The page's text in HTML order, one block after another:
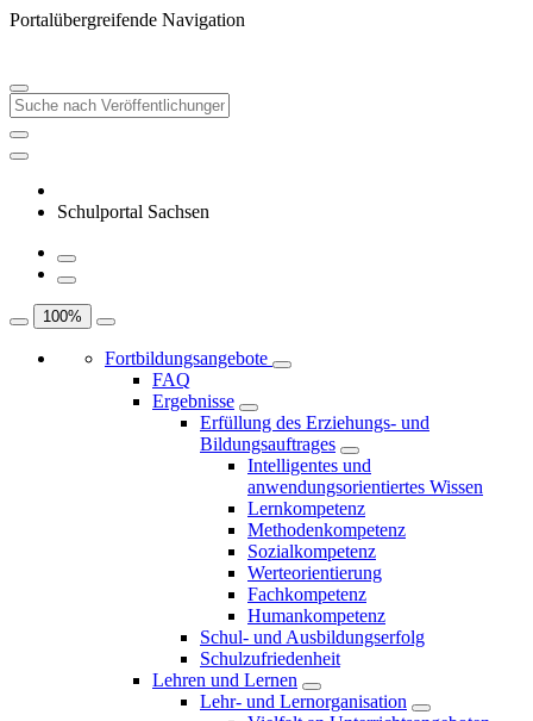
Portalübergreifende Navigation
Schulportal Sachsen
100%
Fortbildungsangebote
FAQ
Ergebnisse
Erfüllung des Erziehungs- und
Bildungsauftrages
Intelligentes und
anwendungsorientiertes Wissen
Lernkompetenz
Methodenkompetenz
Sozialkompetenz
Werteorientierung
Fachkompetenz
Humankompetenz
Schul- und Ausbildungserfolg
Schulzufriedenheit
Lehren und Lernen
Lehr- und Lernorganisation